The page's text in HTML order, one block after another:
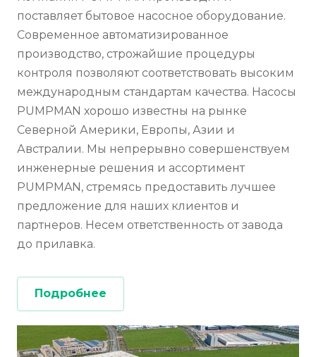
поставляет бытовое насосное оборудование.
Современное автоматизированное
производство, строжайшие процедуры
контроля позволяют соответствовать высоким
международным стандартам качества. Насосы
PUMPMAN хорошо известны на рынке
Северной Америки, Европы, Азии и
Австралии. Мы непрерывно совершенствуем
инженерные решения и ассортимент
PUMPMAN, стремясь предоставить лучшее
предложение для наших клиентов и
партнеров. Несем ответственность от завода
до прилавка.
Подробнее